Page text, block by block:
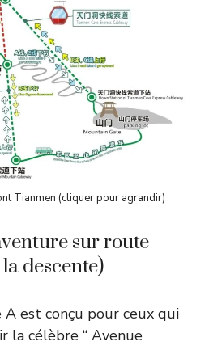
Tianmen (cliquer pour agrandir)
sur route
descente)
est conçu pour ceux qui
la célèbre “ Avenue